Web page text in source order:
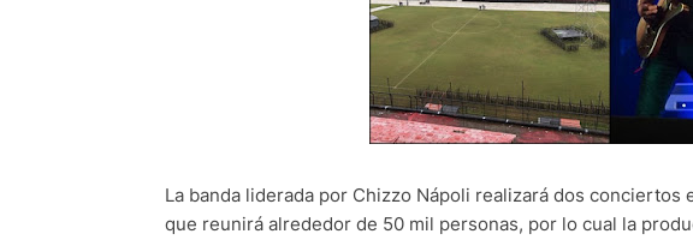
La banda liderada por Chizzo Nápoli realizará dos conciertos
que reunirá alrededor de 50 mil personas, por lo cual la